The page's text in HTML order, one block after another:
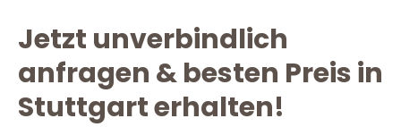
Jetzt unverbindlich
anfragen & besten Preis in
Stuttgart erhalten!